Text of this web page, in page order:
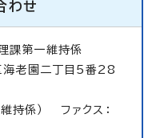
わせ
課第一維持係
老園二丁目5番28
係） ファクス：